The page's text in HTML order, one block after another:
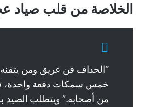
الخلاصة من قلب صياد
“الحداف فن عريق ومن
خمس سمكات دفعة واحدة،
من أصحابه.” ويتطلب الصيد